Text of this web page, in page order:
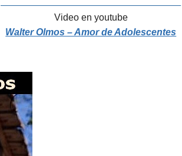
———————————————————————–
Video en youtube
Walter Olmos – Amor de Adolescentes